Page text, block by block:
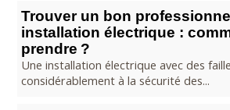
Trouver un bon
installation électrique :
prendre ?
Une installation électrique avec des
considérablement à la sécurité des...